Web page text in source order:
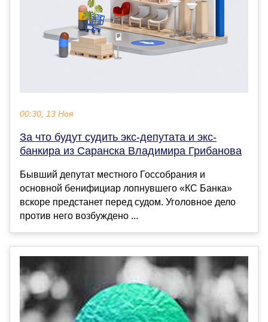
00:30, 13 Ноя
За что будут судить экс-депутата и экс-
банкира из Саранска Владимира Грибанова
Бывший депутат местного Госсобрания и
основной бенифициар лопнувшего «КС Банка»
вскоре предстанет перед судом. Уголовное дело
против него возбуждено ...